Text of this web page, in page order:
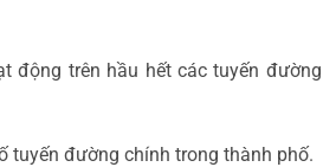
động trên hầu hết các tuyến đường
tuyến đường chính trong thành phố.